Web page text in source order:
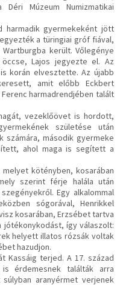
Múzeum Numizmatikai
harmadik gyermekeként jött
a türingiai gróf fiával,
került. Vőlegénye
Lajos jegyezte el. Az
korán elvesztette. Az újabb
amit előbb Eckbert
harmadrendjében talált
vezeklőövet is hordott,
születése után
számára, második gyermeke
ahol maga is segített a
kötényben, kosarában
szerint férje halála után
Egy alkalommal
sógorával, Henrikkel
kosarában, Erzsébet tartva
így válaszolt:
helyett illatos rózsák voltak
hazudjon.
Kassáig terjed. A 17. század
érdemesnek találták arra
aranyérmet verjenek